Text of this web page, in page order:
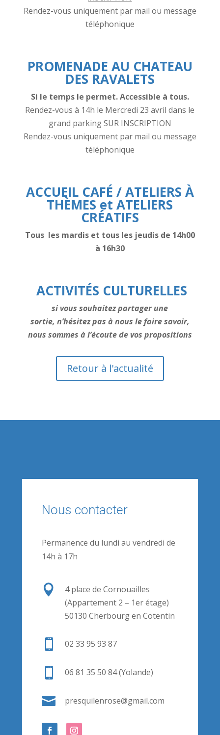
Rendez-vous uniquement par mail ou message
téléphonique
PROMENADE AU CHATEAU
DES RAVALETS
Si le temps le permet. Accessible à tous.
Rendez-vous à 14h le Mercredi 23 avril dans le
grand parking SUR INSCRIPTION
Rendez-vous uniquement par mail ou message
téléphonique
ACCUEIL CAFÉ / ATELIERS À
THÈMES et ATELIERS
CRÉATIFS
Tous les mardis et tous les jeudis de 14h00
à 16h30
ACTIVITÉS CULTURELLES
si vous souhaitez partager une
sortie, n’hésitez pas à nous le faire savoir,
nous sommes à l’écoutede vos propositions
Retour à l'actualité
Nous contacter
Permanence du lundi au vendredi de
14h à 17h

4 place de Cornouailles
(Appartement 2 – 1er étage)
50130 Cherbourg en Cotentin
 02 33 95 93 87
 06 81 35 50 84 (Yolande)
 presquilenrose@gmail.com